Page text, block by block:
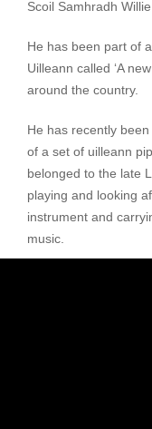
Scoil Samhradh
He has been part of
Uilleann called ‘A
around the country.
He has recently
of a set of uilleann
belonged to the late
playing and looking
instrument and
music.